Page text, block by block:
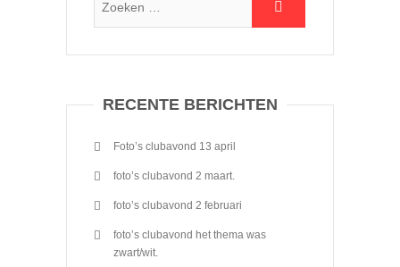
RECENTE BERICHTEN
Foto’s clubavond 13 april
foto’s clubavond 2 maart.
foto’s clubavond 2 februari
foto’s clubavond het thema was
zwart/wit.